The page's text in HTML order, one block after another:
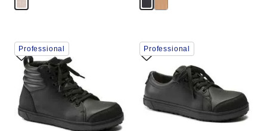
Interaktion
med
provfärger
kommer
uppdatera
produktbilden
Professional
Interaktion
med
provfärger
kommer
uppdatera
produktbilden
Professional